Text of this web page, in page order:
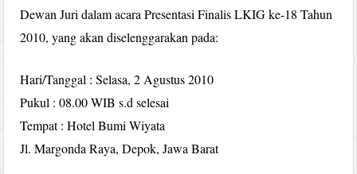
Dewan Juri dalam acara Presentasi Finalis LKIG ke-18 Tahun
2010, yang akan diselenggarakan pada:
Hari/Tanggal : Selasa, 2 Agustus 2010
Pukul : 08.00 WIB s.d selesai
Tempat : Hotel Bumi Wiyata
Jl. Margonda Raya, Depok, Jawa Barat